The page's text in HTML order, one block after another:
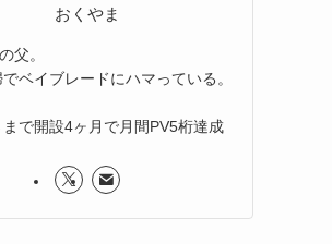
おくやま
父。
ベイブレードにハマっている。
まで開設4ヶ月で月間PV5桁達成